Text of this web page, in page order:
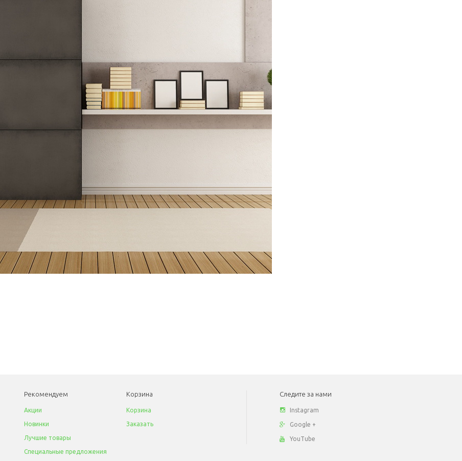
Рекомендуем
Акции
Новинки
Лучшие товары
Специальные предложения
Корзина
Корзина
Заказать
Следите за нами
Instagram
Google +
YouTube